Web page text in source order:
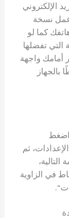
الإلكتروني
عمل نسخة
كما لو
التي تفضلها
أمامك واجهة
اضغط
ثم
في الزاوية